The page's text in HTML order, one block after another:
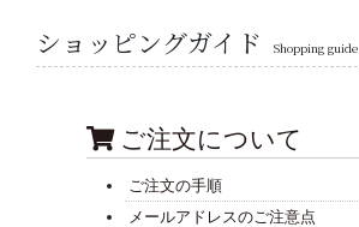
ショッピングガイド Shopping guide
ご注文について
ご注文の手順
メールアドレスのご注意点